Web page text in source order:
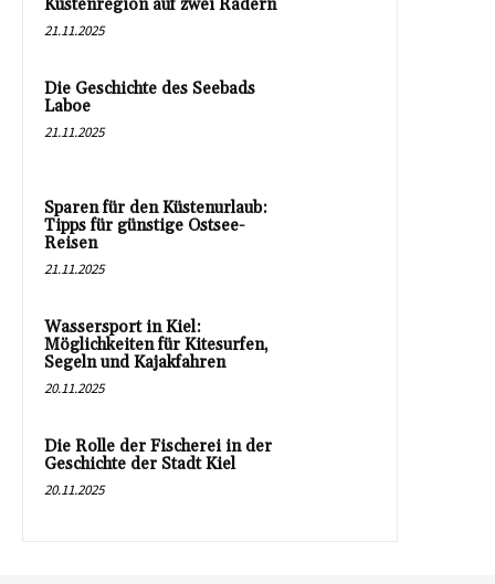
Küstenregion auf zwei Rädern
21.11.2025
Die Geschichte des Seebads
Laboe
21.11.2025
Sparen für den Küstenurlaub:
Tipps für günstige Ostsee-
Reisen
21.11.2025
Wassersport in Kiel:
Möglichkeiten für Kitesurfen,
Segeln und Kajakfahren
20.11.2025
Die Rolle der Fischerei in der
Geschichte der Stadt Kiel
20.11.2025